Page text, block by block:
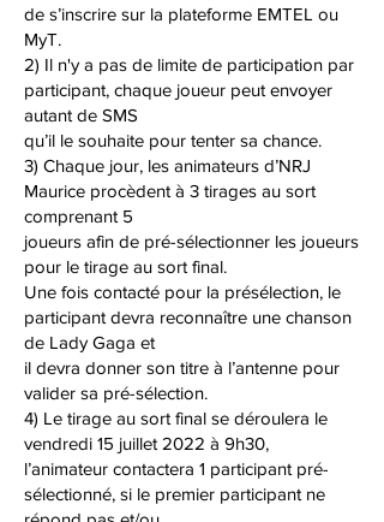
de s’inscrire sur la plateforme EMTEL ou
MyT.
2) Il n'y a pas de limite de participation par
participant, chaque joueur peut envoyer
autant de SMS
qu’il le souhaite pour tenter sa chance.
3) Chaque jour, les animateurs d’NRJ
Maurice procèdent à 3 tirages au sort
comprenant 5
joueurs afin de pré-sélectionner les joueurs
pour le tirage au sort final.
Une fois contacté pour la présélection, le
participant devra reconnaître une chanson
de Lady Gaga et
il devra donner son titre à l’antenne pour
valider sa pré-sélection.
4) Le tirage au sort final se déroulera le
vendredi 15 juillet 2022 à 9h30,
l’animateur contactera 1 participant pré-
sélectionné, si le premier participant ne